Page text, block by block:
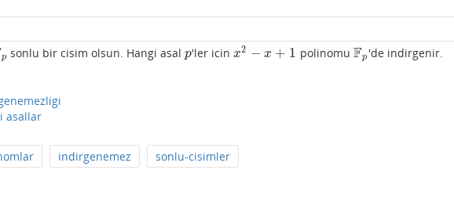
p sonlu bir cisim olsun. Hangi asalp
p'ler icinx2 − x + 1
x2−x+ 1 polinomuFp
Fp 'de indirgenir.
asallar
indirgenemez sonlu-cisimler